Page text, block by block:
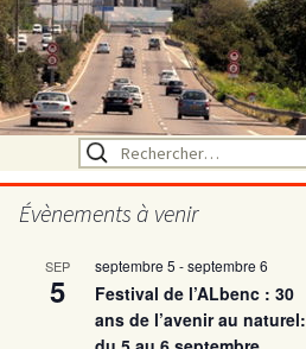
Rechercher :
Évènements à venir
SEP
5
septembre 5 -septembre 6
Festival de l’ALbenc : 30
ans de l’avenir au naturel: